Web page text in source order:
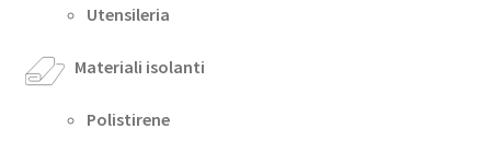
Utensileria
Materiali isolanti
Polistirene